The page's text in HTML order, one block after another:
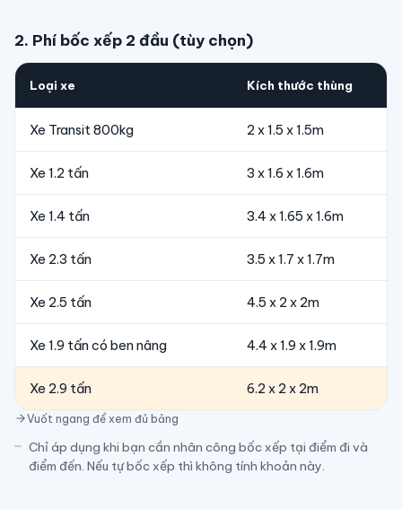
2. Phí bốc xếp 2 đầu (tùy chọn)
Loại xe Kích thước thùng
Xe Transit 800kg 2 x 1.5 x 1.5m
Xe 1.2 tấn 3 x 1.6 x 1.6m
Xe 1.4 tấn 3.4 x 1.65 x 1.6m
Xe 2.3 tấn 3.5 x 1.7 x 1.7m
Xe 2.5 tấn 4.5 x 2 x 2m
Xe 1.9 tấn có ben nâng 4.4 x 1.9 x 1.9m
Xe 2.9 tấn 6.2 x 2 x 2m
Vuốt ngang để xem đủ bảng
Chỉ áp dụng khi bạn cần nhân công bốc xếp tại điểm đi và
điểm đến. Nếu tự bốc xếp thì không tính khoản này.